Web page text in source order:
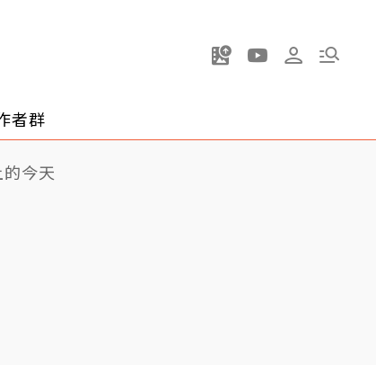
者群
今天